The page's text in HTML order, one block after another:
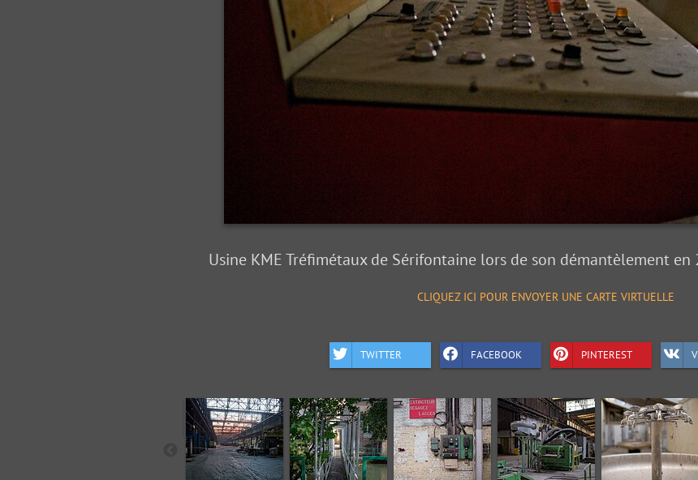
Usine KME Tréfimétaux de Sérifontaine lors de son démantèlement en
CLIQUEZ ICI POUR ENVOYER UNE CARTE VIRTUELLE
TWITTER FACEBOOK PINTEREST